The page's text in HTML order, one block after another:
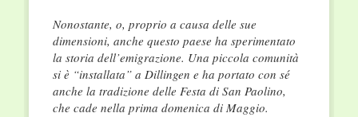
Nonostante, o, proprio a causa delle sue
dimensioni, anche questo paese ha sperimentato
la storia dell’emigrazione. Una piccola comunità
si è “installata” a Dillingen e ha portato con sé
anche la tradizione delle Festa di San Paolino,
che cade nella prima domenica di Maggio.